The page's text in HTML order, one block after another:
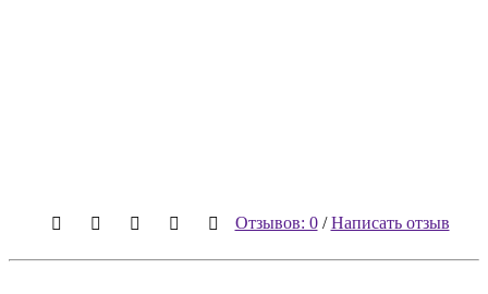
Отзывов: 0/Написать отзыв